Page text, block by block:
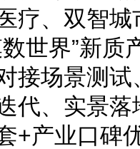
疗、双智
世界”新
接场景测
代、实景
+产业口碑